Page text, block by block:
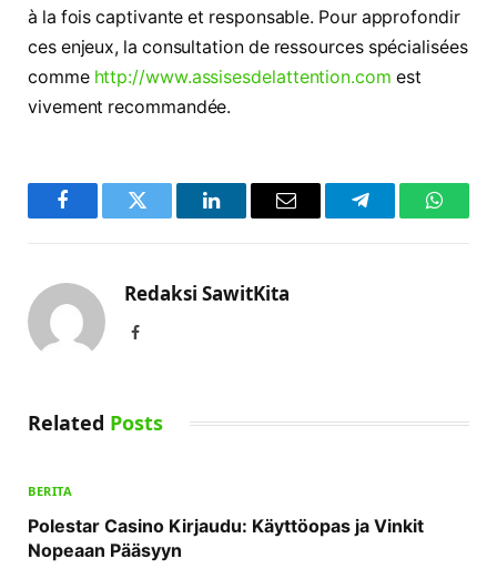
à la fois captivante et responsable. Pour approfondir
ces enjeux, la consultation de ressources spécialisées
comme http://www.assisesdelattention.com est
vivement recommandée.
FacebookTwitter LinkedInEmail Telegram
Redaksi SawitKita
Facebook
Related Posts
BERITA
Polestar Casino Kirjaudu: Käyttöopas ja Vinkit
Nopeaan Pääsyyn